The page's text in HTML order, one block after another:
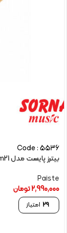
Code : 5536
بیترز پایست مدل m21
Paiste
2,990,000تومان
29 امتیاز